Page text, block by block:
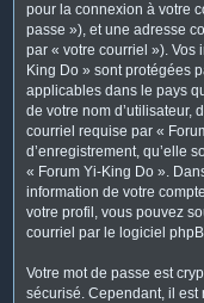
pour la connexion à votre
passe »), et une adresse
par « votre courriel »). Vos
King Do » sont protégées
applicables dans le pays
de votre nom d’utilisateur,
courriel requise par «
d’enregistrement, qu’elle
« Forum Yi-King Do ».
information de votre
votre profil, vous pouvez
courriel par le logiciel
Votre mot de passe est
sécurisé. Cependant, il